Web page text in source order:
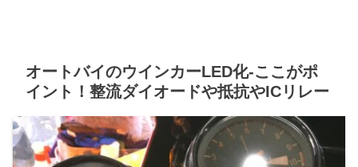
オートバイのウインカーLED化-ここがポ
イント！整流ダイオードや抵抗やICリレー